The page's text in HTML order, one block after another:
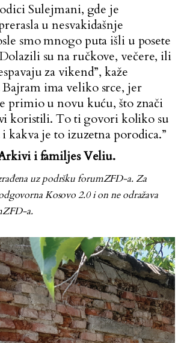
Sulejmani, gde je
u nesvakidašnje
smo mnogo puta išli u posete
su na ručkove, večere, ili
za vikend”, kaže
Bajram ima veliko srce, jer
primio u novu kuću, što znači
koristili. To ti govori koliko su
kakva je to izuzetna porodica.”
i familjes Veliu.
uz podršku forumZFD-a. Za
Kosovo 2.0 i on ne odražava
a.